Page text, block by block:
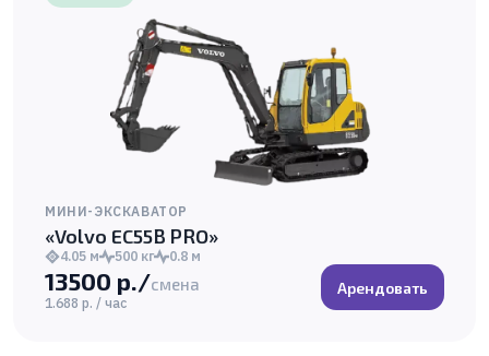
МИНИ-ЭКСКАВАТОР
«Volvo EC55B PRO»
4.05 м 500 кг 0.8 м
13500 р./смена
1.688 р. / час
Арендовать